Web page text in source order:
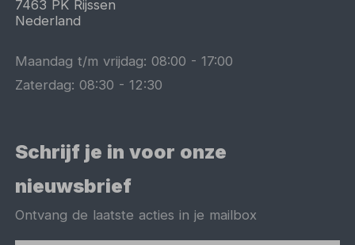
7463 PK Rijssen
Nederland
Maandag t/m vrijdag:08:00 -17:00
Zaterdag:08:30 -12:30
Schrijf je in voor onze
nieuwsbrief
Ontvang de laatste acties in je mailbox